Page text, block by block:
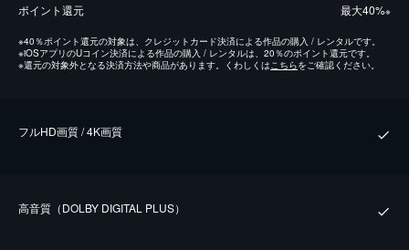
ポイント還元 最⼤40%※
※40％ポイント還元の対象は、クレジットカード決済による作品の購入 / レンタルです。
※iOSアプリのUコイン決済による作品の購入 / レンタルは、20％のポイント還元です。
※還元の対象外となる決済方法や商品があります。くわしくは こちらをご確認ください。
フルHD画質 / 4K画質
⾼⾳質（DOLBY DIGITAL PLUS）